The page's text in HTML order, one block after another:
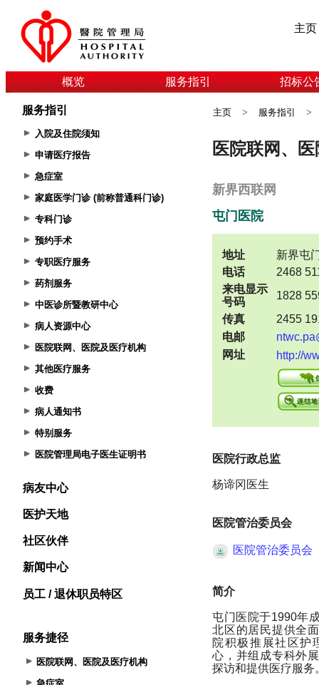
主页
概览 服务指引 招标公
服务指引
入院及住院须知
申请医疗报告
急症室
家庭医学门诊 (前称普通科门诊)
专科门诊
预约手术
专职医疗服务
药剂服务
中医诊所暨教研中心
病人资源中心
医院联网、医院及医疗机构
其他医疗服务
收费
病人通知书
特别服务
医院管理局电子医生证明书
病友中心
医护天地
社区伙伴
新闻中心
员工 / 退休职员特区
服务捷径
医院联网、医院及医疗机构
主页 > 服务指引 >